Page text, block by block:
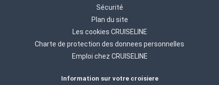
Sécurité
Plan du site
Les cookies CRUISELINE
Charte de protection des donnees personnelles
Emploi chez CRUISELINE
Information sur votre croisiere